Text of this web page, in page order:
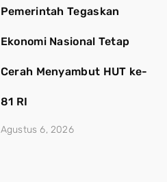
Pemerintah Tegaskan
Ekonomi Nasional Tetap
Cerah Menyambut HUT ke-
81 RI
Agustus 6, 2026